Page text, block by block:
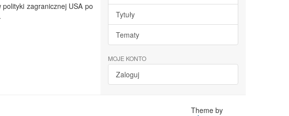
zagranicznej USA po
Tytuły
Tematy
MOJE KONTO
Zaloguj
Theme by